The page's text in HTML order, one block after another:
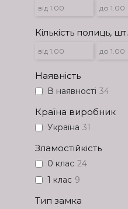
Кількість полиць, шт.
Наявність
В наявності 34
Країна виробник
Україна 31
Зламостійкість
0 клас 24
1 клас 9
Тип замка